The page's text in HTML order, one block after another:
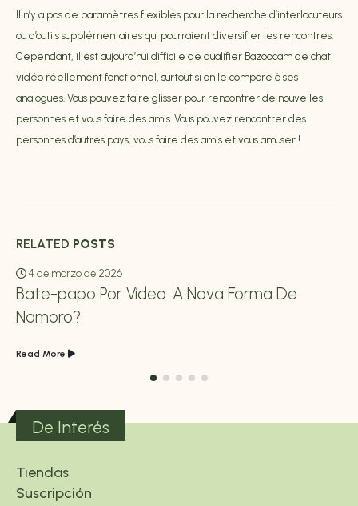
Il n’y a pas de paramètres flexibles pour la recherche d’interlocuteurs
ou d’outils supplémentaires qui pourraient diversifier les rencontres.
Cependant, il est aujourd’hui difficile de qualifier Bazoocam de chat
vidéo réellement fonctionnel, surtout si on le compare à ses
analogues. Vous pouvez faire glisser pour rencontrer de nouvelles
personnes et vous faire des amis. Vous pouvez rencontrer des
personnes d’autres pays, vous faire des amis et vous amuser !
RELATED POSTS
4 de marzo de 2026
Bate-papo Por Vídeo: A Nova Forma De
Namoro?
Read More
De Interés
Tiendas
Suscripción